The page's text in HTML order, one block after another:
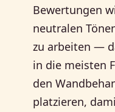
Bewertungen
neutralen
zu arbeiten —
in die meisten
den
platzieren,